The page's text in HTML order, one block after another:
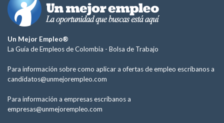
Un Mejor Empleo®
La Guía de Empleos de Colombia - Bolsa de Trabajo
Para información sobre como aplicar a ofertas de empleo escríbanos a
candidatos@unmejorempleo.com
Para información a empresas escríbanos a
empresas@unmejorempleo.com